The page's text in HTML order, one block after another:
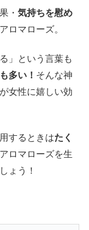
・ 気持ちを慰め
ロマローズ。
」という言葉も
多い！ そんな神
が女性に嬉しい効
するときはたく
ロマローズを生
ょう！